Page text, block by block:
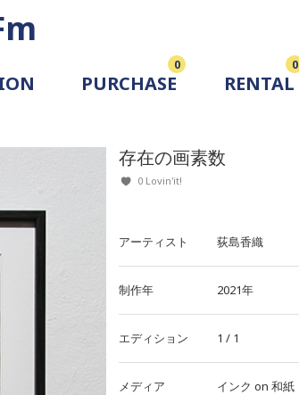
PURCHASE
0
RENTAL
0
存在の画素数
0 Lovin'it!
アーティスト 荻島香織
制作年 2021年
エディション 1 / 1
メディア インク on 和紙